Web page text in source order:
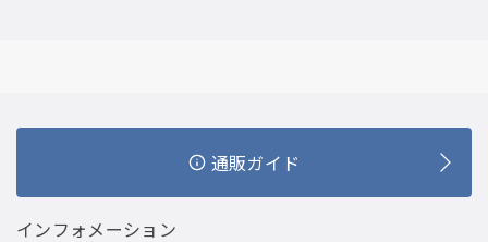
通販ガイド
インフォメーション